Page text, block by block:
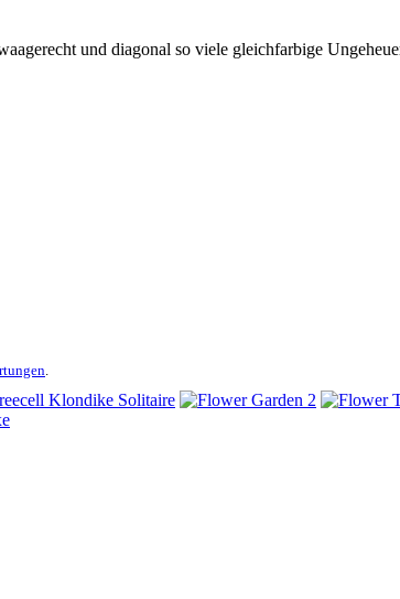
und diagonal so viele gleichfarbige